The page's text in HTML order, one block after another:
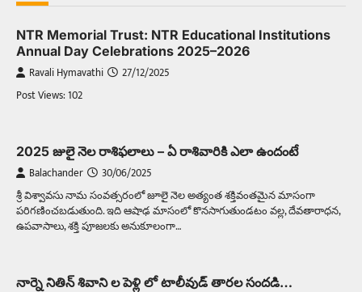
NTR Memorial Trust: NTR Educational Institutions
Annual Day Celebrations 2025–2026
Ravali Hymavathi 27/12/2025
Post Views: 102
2025 జులై నెల రాశిఫలాలు – ఏ రాశివారికి ఎలా ఉందంటే
Balachander 30/06/2025
శ్రీ విశ్వావసు నామ సంవత్సరంలో జూలై నెల అత్యంత శక్తివంతమైన మాసంగా
పరిగణించబడుతుంది. ఇది ఆషాఢ మాసంలో కొనసాగుతుండటం వల్ల, దేవతారాధన,
ఉపవాసాలు, శక్తి పూజలకు అనుకూలంగా…
నార్నె నితిన్ శివాని ల పెళ్లి లో టాలీవుడ్ తారల సందడి…